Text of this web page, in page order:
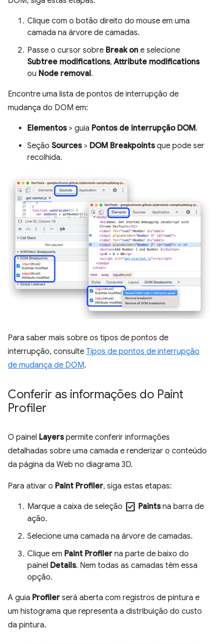
Clique com o botão direito do mouse em uma
camada na árvore de camadas.
Passe o cursor sobre Break on e selecione
Subtree modifications,Attribute modifications
ou Node removal.
Encontre uma lista de pontos de interrupção de
mudança do DOM em:
Elementos> guia Pontos de interrupção DOM.
Seção Sources> DOM Breakpointsque pode ser
recolhida.
Para saber mais sobre os tipos de pontos de
interrupção, consulte Tipos de pontos de interrupção
de mudança de DOM.
Conferir as informações do Paint
Profiler
O painel Layerspermite conferir informações
detalhadas sobre uma camada e renderizar o conteúdo
da página da Web no diagrama 3D.
Para ativar o Paint Profiler, siga estas etapas:
Marque a caixa de seleção check_box Paintsna barra de
ação.
Selecione uma camada na árvore de camadas.
Clique em Paint Profiler na parte de baixo do
painel Details. Nem todas as camadas têm essa
opção.
A guia Profiler será aberta com registros de pintura e
um histograma que representa a distribuição do custo
da pintura.